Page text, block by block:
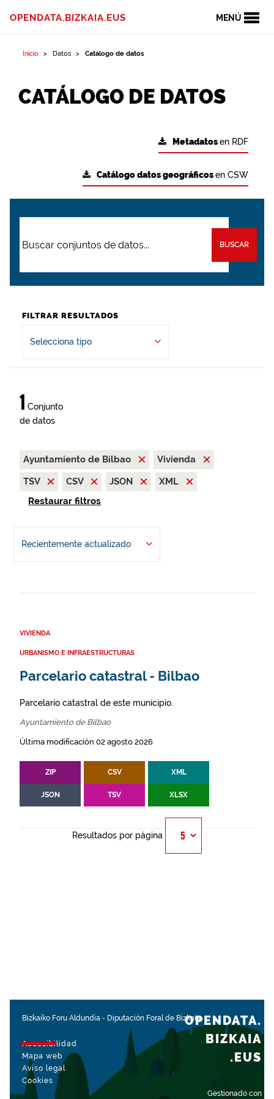
MENÚ
OPENDATA.BIZKAIA.EUS
Inicio Datos Catálogo de datos
CATÁLOGO DE DATOS
Metadatosen RDF
Catálogo datos geográficosen CSW
BUSCAR
FILTRAR RESULTADOS
Selecciona tipo
1 Conjunto
de datos
Ayuntamiento de Bilbao
Vivienda
TSV
CSV JSON
XML
Restaurar filtros
Recientemente actualizado
VIVIENDA
URBANISMO E INFRAESTRUCTURAS
Parcelario catastral - Bilbao
Parcelario catastral de este municipio.
Ayuntamiento de Bilbao
Última modificación 02 agosto 2026
ZIP CSV XML
JSON TSV XLSX
Resultados por página
Bizkaiko Foru Aldundia - Diputación Foral de Bizkaia
Accesibilidad
Mapa web
Aviso legal
Cookies
Gestionado con
OPENDATA.
BIZKAIA
.EUS